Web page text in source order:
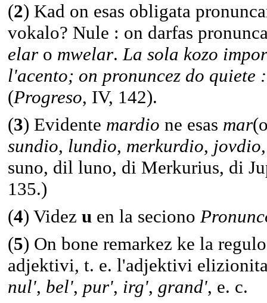
(2) Kad on esas obligata
vokalo? Nule : on darfas
elar o mwelar.La sola kozo
l'acento; on pronuncez do quiete :
(Progreso, IV, 142).
(3) Evidente mardio ne esas mar
sundio, lundio, merkurdio, jovdio
suno, dil luno, di Merkurius, di
135.)
(4) Videz u en la seciono
(5) On bone remarkez ke la
adjektivi, t. e. l'adjektivi
nul', bel', pur', irg', grand', e. c.